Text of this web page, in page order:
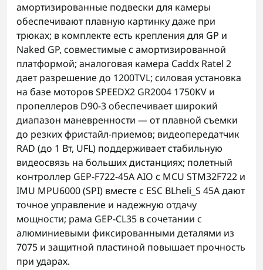
амортизированные подвески для камеры
обеспечивают плавную картинку даже при
трюках; в комплекте есть крепления для GP и
Naked GP, совместимые с амортизированной
платформой; аналоговая камера Caddx Ratel 2
дает разрешение до 1200TVL; силовая установка
на базе моторов SPEEDX2 GR2004 1750KV и
пропеллеров D90-3 обеспечивает широкий
диапазон маневренности — от плавной съемки
до резких фристайл-приемов; видеопередатчик
RAD (до 1 Вт, UFL) поддерживает стабильную
видеосвязь на больших дистанциях; полетный
контроллер GEP-F722-45A AIO с MCU STM32F722 и
IMU MPU6000 (SPI) вместе с ESC BLheli_S 45A дают
точное управление и надежную отдачу
мощности; рама GEP-CL35 в сочетании с
алюминиевыми фиксированными деталями из
7075 и защитной пластиной повышает прочность
при ударах.